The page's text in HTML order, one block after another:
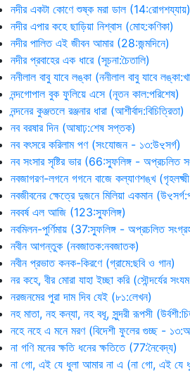
নদীর একটা কোণে শুষ্ক মরা ডাল (14:রোগশয্যায়)
নদীর এপার কহে ছাড়িয়া নিশ্বাস (মোহ:কণিকা)
নদীর পালিত এই জীবন আমার (28:জন্মদিনে)
নদীর প্রবাহের এক ধারে (সূচনা:চৈতালি)
ননীলাল বাবু যাবে লঙ্কা (ননীলাল বাবু যাবে
নন্দগোপাল বুক ফুলিয়ে এসে (নূতন কাল:পরিশেষ)
নন্দনের কুঞ্জতলে রঞ্জনার ধারা (আশীর্বাদ:বিচিত্রিতা)
নব বরষার দিন (আষাঢ়:শেষ সপ্তক)
নব বৎসরে করিলাম পণ (সংযোজন - ১৩:উৼসর্গ)
নব সংসার সৃষ্টির ভার (66:স্ফুলিঙ্গ - অপ্রচলিত
নবজাগরণ-লগনে গগনে বাজে কল্যাণশঙ্খ
নবজীবনের ক্ষেত্রে দুজনে মিলিয়া একমান
নববর্ষ এল আজি (123:স্ফুলিঙ্গ)
নবমিলন-পুর্ণিমায় (37:স্ফুলিঙ্গ - অপ্রচলিত
নবীন আগন্তুক (নবজাতক:নবজাতক)
নবীন প্রভাত কনক-কিরণে (গ্রামে:ছবি ও গান)
নর কহে, বীর মোরা যাহা ইচ্ছা করি (সৌন্দর্যের
নরজনমের পুরা দাম দিব যেই (৮১:লেখন)
নহ মাতা, নহ কন্যা, নহ বধূ, সুন্দরী রূপসী
নহে নহে এ মনে মরণ (বিদেশী ফুলের গুচ্ছ -
না গণি মনের ক্ষতি ধনের ক্ষতিতে (77:নৈবেদ্য)
না গো, এই যে ধুলা আমার না এ (না গো, এই যে